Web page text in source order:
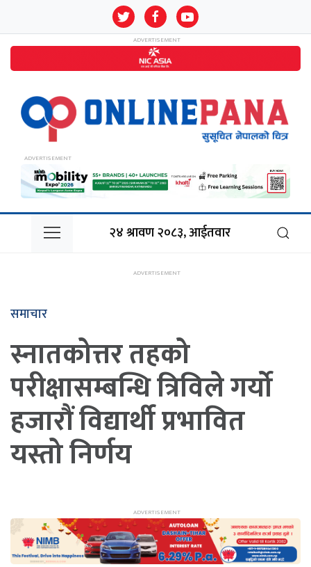
२४ श्रावण २०८३, आईतवार
समाचार
स्नातकोत्तर तहको
परीक्षासम्बन्धि त्रिविले गर्यो
हजारौं विद्यार्थी प्रभावित
यस्तो निर्णय